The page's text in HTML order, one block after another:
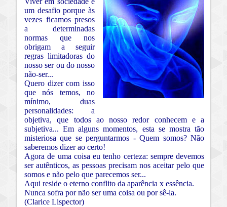
um desafio porque às
vezes ficamos presos
a determinadas
normas que nos
obrigam a seguir
regras limitadoras do
nosso ser ou do nosso
não-ser...
Quero dizer com isso
que nós temos, no
mínimo, duas
personalidades: a
objetiva, que todos ao nosso redor conhecem e a
subjetiva... Em alguns momentos, esta se mostra tão
misteriosa que se perguntarmos - Quem somos? Não
saberemos dizer ao certo!
Agora de uma coisa eu tenho certeza: sempre devemos
ser autênticos, as pessoas precisam nos aceitar pelo que
somos e não pelo que parecemos ser...
Aqui reside o eterno conflito da aparência x essência.
Nunca sofra por não ser uma coisa ou por sê-la.
(Clarice Lispector)